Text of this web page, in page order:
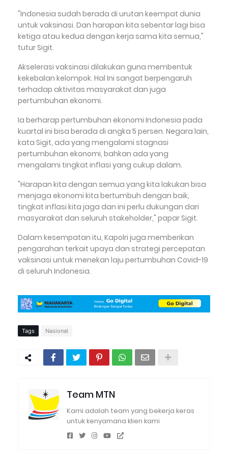
"Indonesia sudah berada di urutan keempat dunia
untuk vaksinasi. Dan harapan kita sebentar lagi bisa
ketiga atau kedua dengan kerja sama kita semua,"
tutur Sigit.
Akselerasi vaksinasi dilakukan guna membentuk
kekebalan kelompok. Hal Ini sangat berpengaruh
terhadap aktivitas masyarakat dan juga
pertumbuhan ekonomi.
Ia berharap pertumbuhan ekonomi Indonesia pada
kuartal ini bisa berada di angka 5 persen. Negara lain,
kata Sigit, ada yang mengalami stagnasi
pertumbuhan ekonomi, bahkan ada yang
mengalami tingkat inflasi yang cukup dalam.
"Harapan kita dengan semua yang kita lakukan bisa
menjaga ekonomi kita bertumbuh dengan baik,
tingkat inflasi kita jaga dan ini perlu dukungan dari
masyarakat dan seluruh stakeholder," papar Sigit.
Dalam kesempatan itu, Kapolri juga memberikan
pengarahan terkait upaya dan strategi percepatan
vaksinasi untuk menekan laju pertumbuhan Covid-19
di seluruh Indonesia.
Tags Nasional
Team MTN
Kami adalah team yang bekerja keras
untuk kenyamana klien kami